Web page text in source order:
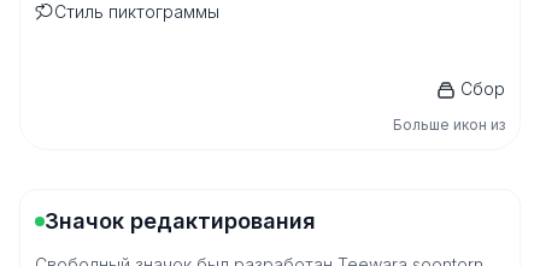
Стиль пиктограммы
Сбор
Больше икон из
Значок редактирования